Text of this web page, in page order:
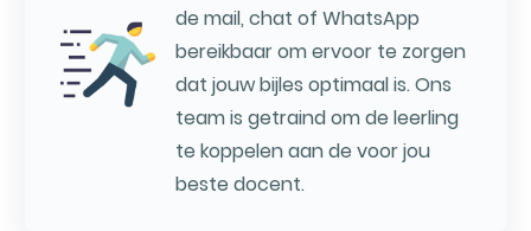
de mail, chat of WhatsApp
bereikbaar om ervoor te zorgen
dat jouw bijles optimaal is. Ons
team is getraind om de leerling
te koppelen aan de voor jou
beste docent.